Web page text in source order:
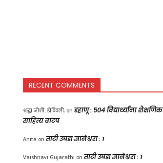
RECENT COMMENTS
श्रद्धा जोशी, डोंबिवली. on डहाणू : ५०४ विद्यार्थ्यांना शैक्षणिक
साहित्य वाटप
Anita on ताटी उघडा ज्ञानेश्वरा : 1
Vaishnavi Gujarathi on ताटी उघडा ज्ञानेश्वरा : 1